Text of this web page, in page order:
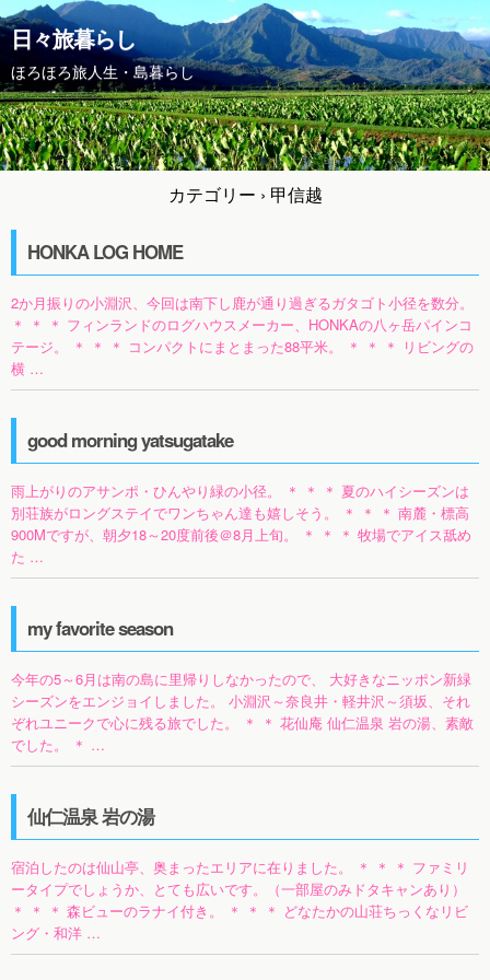
日々旅暮らし
ほろほろ旅人生・島暮らし
カテゴリー › 甲信越
HONKA LOG HOME
2か月振りの小淵沢、今回は南下し鹿が通り過ぎるガタゴト小径を数分。
＊ ＊ ＊ フィンランドのログハウスメーカー、HONKAの八ヶ岳パインコ
テージ。 ＊ ＊ ＊ コンパクトにまとまった88平米。 ＊ ＊ ＊ リビングの
横 …
good morning yatsugatake
雨上がりのアサンポ・ひんやり緑の小径。 ＊ ＊ ＊ 夏のハイシーズンは
別荘族がロングステイでワンちゃん達も嬉しそう。 ＊ ＊ ＊ 南麓・標高
900Mですが、朝夕18～20度前後＠8月上旬。 ＊ ＊ ＊ 牧場でアイス舐め
た …
my favorite season
今年の5～6月は南の島に里帰りしなかったので、 大好きなニッポン新緑
シーズンをエンジョイしました。 小淵沢～奈良井・軽井沢～須坂、それ
ぞれユニークで心に残る旅でした。 ＊ ＊ 花仙庵 仙仁温泉 岩の湯、素敵
でした。 ＊ …
仙仁温泉 岩の湯
宿泊したのは仙山亭、奥まったエリアに在りました。 ＊ ＊ ＊ ファミリ
ータイプでしょうか、とても広いです。（一部屋のみドタキャンあり）
＊ ＊ ＊ 森ビューのラナイ付き。 ＊ ＊ ＊ どなたかの山荘ちっくなリビ
ング・和洋 …